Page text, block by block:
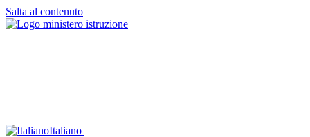
Salta al contenuto
Italiano